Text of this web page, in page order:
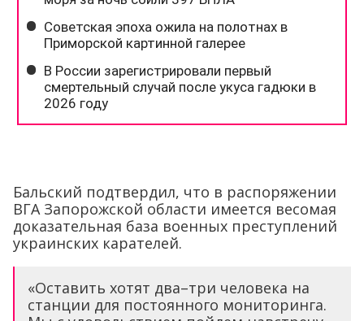
Бальский подтвердил, что в распоряжении
ВГА Запорожской области имеется весомая
доказательная база военных преступлений
украинских карателей.
«Оставить хотят два–три человека на
станции для постоянного мониторинга.